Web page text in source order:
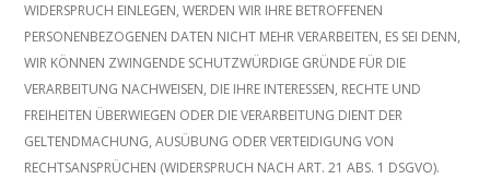
WIDERSPRUCH EINLEGEN, WERDEN WIR IHRE BETROFFENEN
PERSONENBEZOGENEN DATEN NICHT MEHR VERARBEITEN, ES SEI DENN,
WIR KÖNNEN ZWINGENDE SCHUTZWÜRDIGE GRÜNDE FÜR DIE
VERARBEITUNG NACHWEISEN, DIE IHRE INTERESSEN, RECHTE UND
FREIHEITEN ÜBERWIEGEN ODER DIE VERARBEITUNG DIENT DER
GELTENDMACHUNG, AUSÜBUNG ODER VERTEIDIGUNG VON
RECHTSANSPRÜCHEN (WIDERSPRUCH NACH ART. 21 ABS. 1 DSGVO).